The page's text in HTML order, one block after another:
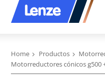
Home Productos
Motorreductores cónicos g500